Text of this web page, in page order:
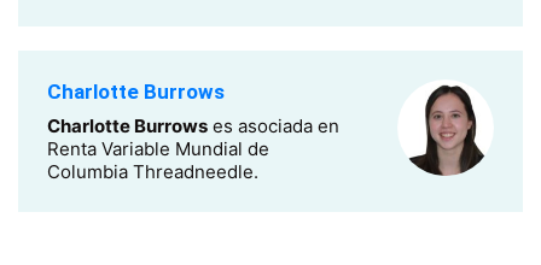
Charlotte Burrows
Charlotte Burrows es asociada en
Renta Variable Mundial de
Columbia Threadneedle.